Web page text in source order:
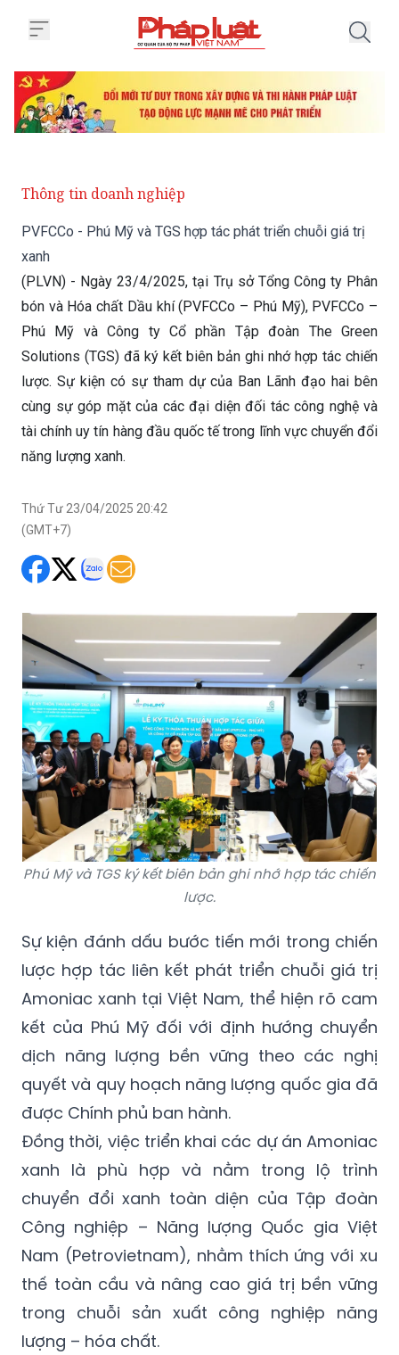
Thông tin doanh nghiệp
PVFCCo - Phú Mỹ và TGS hợp tác phát triển chuỗi giá trị
xanh
(PLVN) - Ngày 23/4/2025, tại Trụ sở Tổng Công ty Phân
bón và Hóa chất Dầu khí (PVFCCo – Phú Mỹ), PVFCCo –
Phú Mỹ và Công ty Cổ phần Tập đoàn The Green
Solutions (TGS) đã ký kết biên bản ghi nhớ hợp tác chiến
lược. Sự kiện có sự tham dự của Ban Lãnh đạo hai bên
cùng sự góp mặt của các đại diện đối tác công nghệ và
tài chính uy tín hàng đầu quốc tế trong lĩnh vực chuyển đổi
năng lượng xanh.
Thứ Tư 23/04/2025 20:42
(GMT+7)
Phú Mỹ và TGS ký kết biên bản ghi nhớ hợp tác chiến
lược.
Sự kiện đánh dấu bước tiến mới trong chiến
lược hợp tác liên kết phát triển chuỗi giá trị
Amoniac xanh tại Việt Nam, thể hiện rõ cam
kết của Phú Mỹ đối với định hướng chuyển
dịch năng lượng bền vững theo các nghị
quyết và quy hoạch năng lượng quốc gia đã
được Chính phủ ban hành.
Đồng thời, việc triển khai các dự án Amoniac
xanh là phù hợp và nằm trong lộ trình
chuyển đổi xanh toàn diện của Tập đoàn
Công nghiệp – Năng lượng Quốc gia Việt
Nam (Petrovietnam), nhằm thích ứng với xu
thế toàn cầu và nâng cao giá trị bền vững
trong chuỗi sản xuất công nghiệp năng
lượng – hóa chất.